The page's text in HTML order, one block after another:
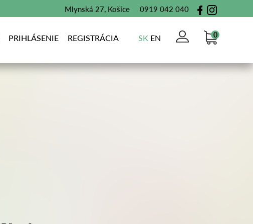
Mlynská 27, Košice 0919 042 040
0
SK EN
PRIHLÁSENIE REGISTRÁCIA